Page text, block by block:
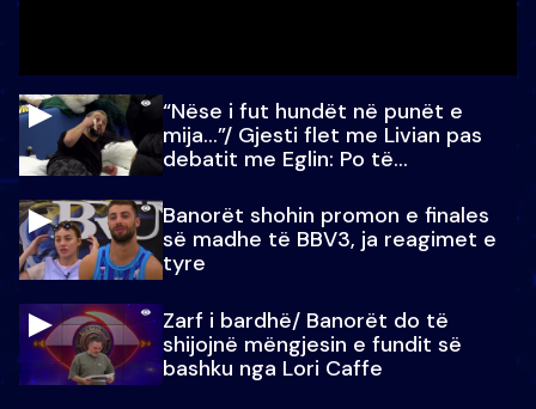
“Nëse i fut hundët në punët e
mija…”/ Gjesti flet me Livian pas
debatit me Eglin: Po të
Banorët shohin promon e finales
së madhe të BBV3, ja reagimet e
tyre
Zarf i bardhë/ Banorët do të
shijojnë mëngjesin e fundit së
bashku nga Lori Caffe